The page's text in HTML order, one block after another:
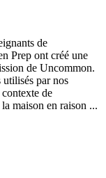
de
Prep ont créé une
de Uncommon.
par nos
de
maison en raison ...